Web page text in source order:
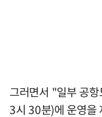
그러면서 "일부 공
3시 30분)에 운영을